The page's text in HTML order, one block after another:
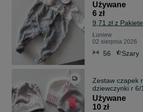
Używane
6 zł
9,71 zł z
Łuniew
02 sierpnia 2026
56 Szary
Zestaw czapek
dziewczynki r
Używane
10 zł